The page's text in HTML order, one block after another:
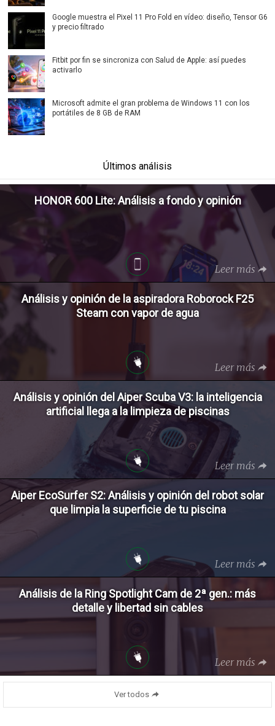
Google muestra el Pixel 11 Pro Fold en vídeo: diseño, Tensor G6
y precio filtrado
Fitbit por fin se sincroniza con Salud de Apple: así puedes
activarlo
Microsoft admite el gran problema de Windows 11 con los
portátiles de 8 GB de RAM
Últimos análisis
HONOR 600 Lite: Análisis a fondo y opinión
Leer más
Análisis y opinión de la aspiradora Roborock F25
Steam con vapor de agua
Leer más
Análisis y opinión del Aiper Scuba V3: la inteligencia
artificial llega a la limpieza de piscinas
Leer más
Aiper EcoSurfer S2: Análisis y opinión del robot solar
que limpia la superficie de tu piscina
Leer más
Análisis de la Ring Spotlight Cam de 2ª gen.: más
detalle y libertad sin cables
Leer más
Ver todos